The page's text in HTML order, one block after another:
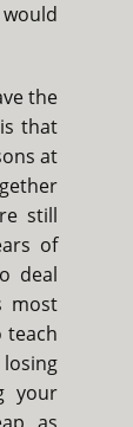
the
that
at
still
of
deal
most
your